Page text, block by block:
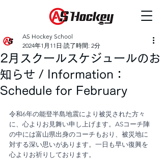
2月スクールスケジュールのお
知らせ / Information：
Schedule for February
AS Hockey School
2024年1月11日 読了時間: 2分
令和6年の能登半島地震により被災された方々
に、心よりお見舞い申し上げます。ASコーチ陣
の中には富山県出身のコーチもおり、被災地に
対する深い思いがあります。一日も早い復興を
心よりお祈りしております。